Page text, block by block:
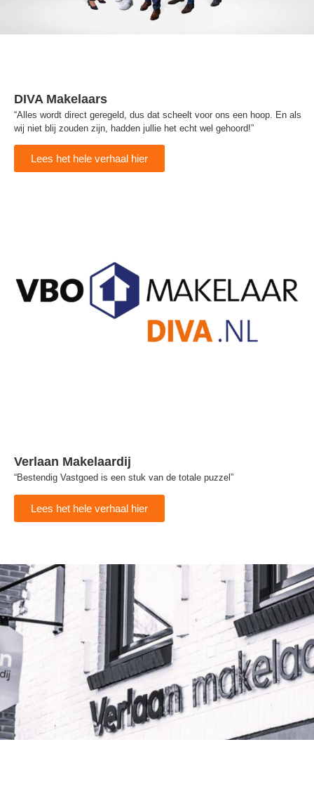
DIVA Makelaars
“Alles wordt direct geregeld, dus dat scheelt voor ons een hoop. En als
wij niet blij zouden zijn, hadden jullie het echt wel gehoord!”
Lees het hele verhaal hier
Verlaan Makelaardij
“Bestendig Vastgoed is een stuk van de totale puzzel”
Lees het hele verhaal hier